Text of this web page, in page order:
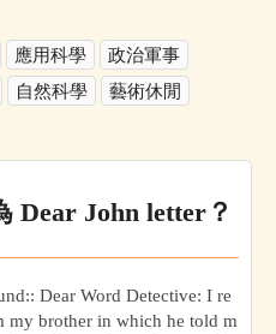
應用科學
政治軍事
自然科學
藝術休閒
Dear John letter？
Dear Word Detective: I re
my brother in which he told m